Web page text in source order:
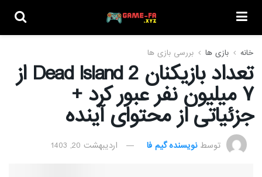
خانه بازی ها بررسی بازی ها
تعداد بازیکنان Dead Island 2 از
۷ میلیون نفر عبور کرد +
جزئیاتی از محتوای آینده
توسط نویسنده گیم فا اردیبهشت 20, 1403